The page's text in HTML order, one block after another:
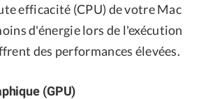
efficacité (CPU) de votre Mac
d'énergie lors de l'exécution
des performances élevées.
(GPU)